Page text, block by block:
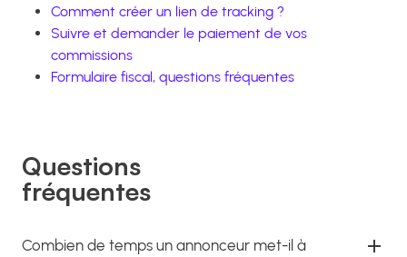
Comment créer un lien de tracking ?
Suivre et demander le paiement de vos
commissions
Formulaire fiscal, questions fréquentes
Questions
fréquentes
Combien de temps un annonceur met-il à